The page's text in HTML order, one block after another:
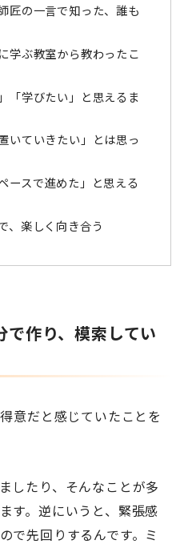
匠の一言で知った、誰も
学ぶ教室から教わったこ
「学びたい」と思えるま
いていきたい」とは思っ
ースで進めた」と思える
、楽しく向き合う
で作り、模索してい
意だと感じていたことを
したり、そんなことが多
す。逆にいうと、緊張感
で先回りするんです。ミ